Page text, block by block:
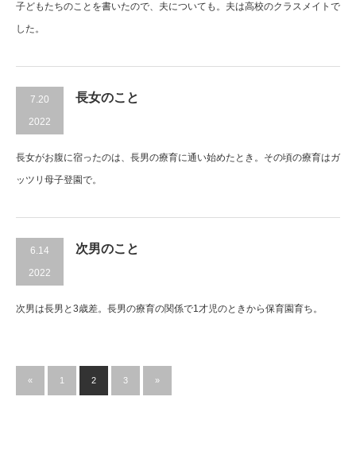
子どもたちのことを書いたので、夫についても。夫は高校のクラスメイトで
した。
7.20
2022
長女のこと
長女がお腹に宿ったのは、長男の療育に通い始めたとき。その頃の療育はガ
ッツリ母子登園で。
6.14
2022
次男のこと
次男は長男と3歳差。長男の療育の関係で1才児のときから保育園育ち。
« 1 2 3 »